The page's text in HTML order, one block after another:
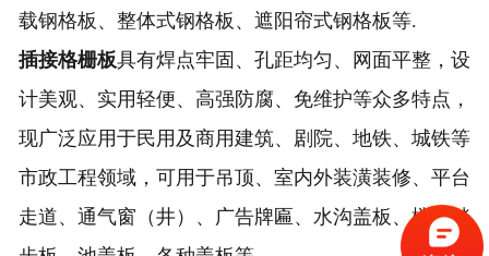
载钢格板、整体式钢格板、遮阳帘式钢格板等.
插接格栅板具有焊点牢固、孔距均匀、网面平整，设
计美观、实用轻便、高强防腐、免维护等众多特点，
现广泛应用于民用及商用建筑、剧院、地铁、城铁等
市政工程领域，可用于吊顶、室内外装潢装修、平台
走道、通气窗（井）、广告牌匾、水沟盖板、楼梯踏